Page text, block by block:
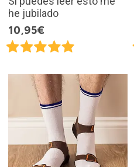
he jubilado
10,95€